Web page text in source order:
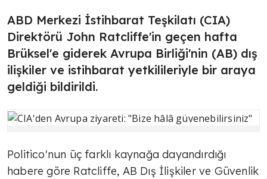
ABD Merkezi İstihbarat Teşkilatı (CIA)
Direktörü John Ratcliffe'in geçen hafta
Brüksel'e giderek Avrupa Birliği'nin (AB) dış
ilişkiler ve istihbarat yetkilileriyle bir araya
geldiği bildirildi.
Politico'nun üç farklı kaynağa dayandırdığı
habere göre Ratcliffe, AB Dış İlişkiler ve Güvenlik